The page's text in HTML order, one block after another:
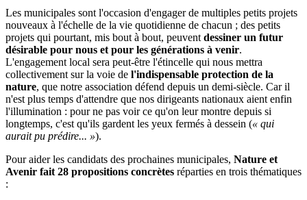
Les municipales sont l'occasion d'engager de multiples petits projets
nouveaux à l'échelle de la vie quotidienne de chacun ; des petits
projets qui pourtant, mis bout à bout, peuvent dessiner un futur
désirable pour nous et pour les générations à venir.
L'engagement local sera peut-être l'étincelle qui nous mettra
collectivement sur la voie de l'indispensable protection de la
nature, que notre association défend depuis un demi-siècle. Car il
n'est plus temps d'attendre que nos dirigeants nationaux aient enfin
l'illumination : pour ne pas voir ce qu'on leur montre depuis si
longtemps, c'est qu'ils gardent les yeux fermés à dessein (« qui
aurait pu prédire... »).
Pour aider les candidats des prochaines municipales, Nature et
Avenir fait 28 propositions concrètes réparties en trois thématiques
: